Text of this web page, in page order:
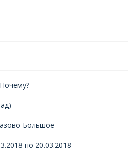
Почему?
Большое
по 20.03.2018